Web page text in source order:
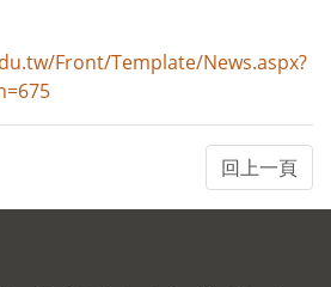
Front/Template/News.aspx?